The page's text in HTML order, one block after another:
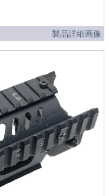
製品詳細画像